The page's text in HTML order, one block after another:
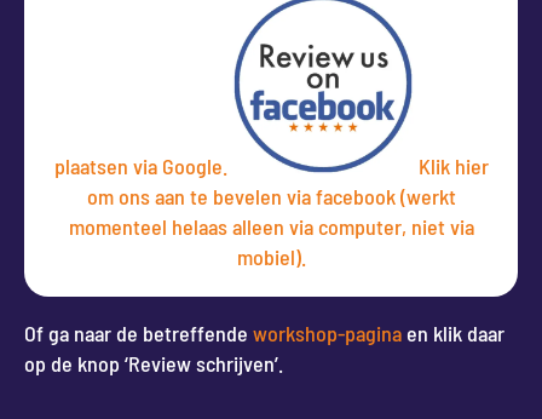
plaatsen via Google.
Klik hier
om ons aan te bevelen via facebook (werkt
momenteel helaas alleen via computer, niet via
mobiel).
Of ga naar de betreffende workshop-pagina en klik daar
op de knop ‘Review schrijven’.